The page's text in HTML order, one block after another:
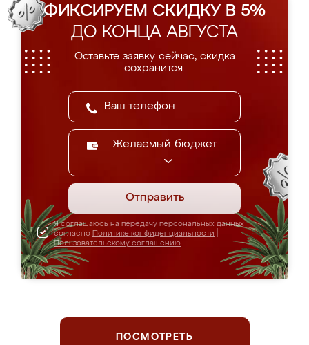
ФИКСИРУЕМ СКИДКУ В 5%
ДО КОНЦА АВГУСТА
Оставьте заявку сейчас, скидка
сохранится.
Желаемый бюджет
Отправить
Я соглашаюсь на передачу персональных данных
согласно Политике конфиденциальности
Пользовательскому соглашению
ПОСМОТРЕТЬ